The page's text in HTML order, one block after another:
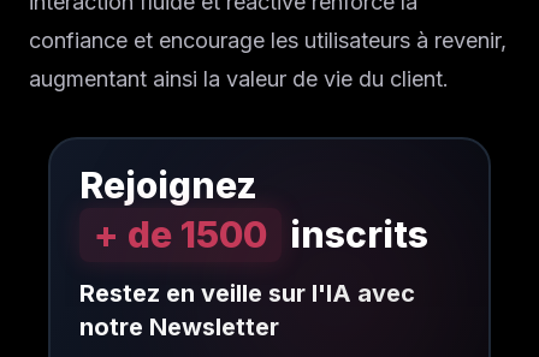
confiance et encourage les utilisateurs à revenir,
augmentant ainsi la valeur de vie du client.
Rejoignez
+ de 1500 inscrits
Restez en veille sur l'IA avec
notre Newsletter